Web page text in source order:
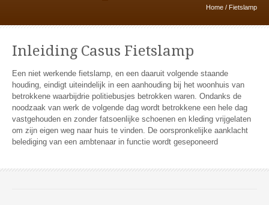
Home / Fietslamp
Inleiding Casus Fietslamp
Een niet werkende fietslamp, en een daaruit volgende staande
houding, eindigt uiteindelijk in een aanhouding bij het woonhuis van
betrokkene waarbijdrie politiebusjes betrokken waren. Ondanks de
noodzaak van werk de volgende dag wordt betrokkene een hele dag
vastgehouden en zonder fatsoenlijke schoenen en kleding vrijgelaten
om zijn eigen weg naar huis te vinden. De oorspronkelijke aanklacht
belediging van een ambtenaar in functie wordt geseponeerd